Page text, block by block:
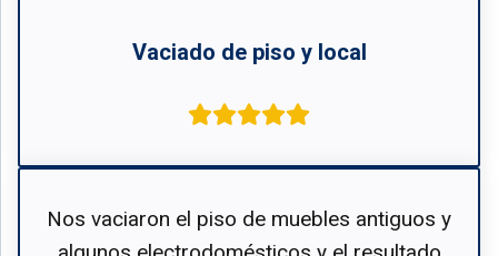
Vaciado de piso y local
Nos vaciaron el piso de muebles antiguos y